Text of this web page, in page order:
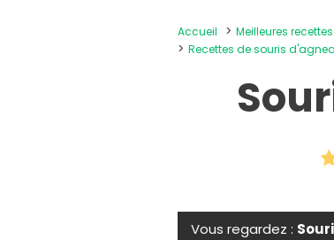
Accueil Meilleures
Recettes de souris
Vous regardez :